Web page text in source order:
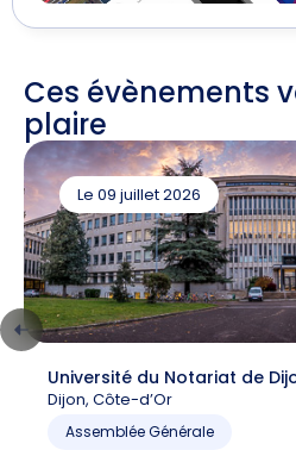
Ces évènements
plaire
Le 09 juillet 2026
Université du Notariat de
Dijon, Côte-d’Or
Assemblée Générale